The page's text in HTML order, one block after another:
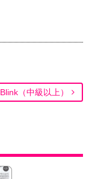
Blink（中級以上）